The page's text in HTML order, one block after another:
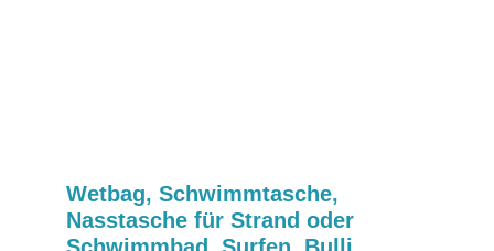
Wetbag, Schwimmtasche,
Nasstasche für Strand oder